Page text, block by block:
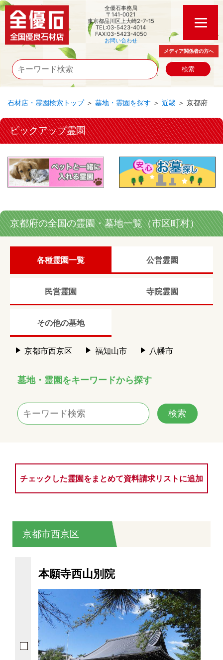
全優石事務局
〒141-0021
東京都品川区上大崎2-7-15
TEL:03-5423-4014
FAX:03-5423-4050
お問い合わせ
メディア関係者の方へ
石材店・霊園検索トップ＞ 墓地・霊園を探す ＞ 近畿 ＞ 京都府
ピックアップ霊園
京都府の全国の霊園・墓地一覧（市区町村）
各種霊園一覧 公営霊園
民営霊園 寺院霊園
その他の墓地
京都市西京区 福知山市 八幡市
墓地・霊園をキーワードから探す
チェックした霊園をまとめて資料請求リストに追加
京都市西京区
本願寺西山別院